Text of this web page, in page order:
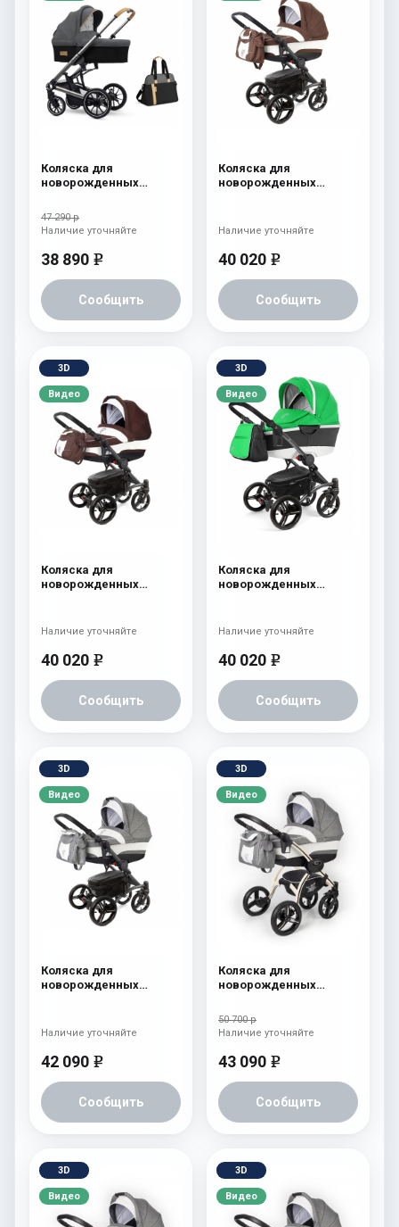
Коляска для
новорожденных
Nordic
47 290 р
38 890 e
Сообщить
Наличие уточняйте
Коляска для
новорожденных
40 020 e
Сообщить
Наличие уточняйте
3D
Видео
Коляска для
новорожденных
40 020 e
Сообщить
Наличие уточняйте
3D
Видео
Коляска для
новорожденных
40 020 e
Сообщить
Наличие уточняйте
3D
Видео
Коляска для
новорожденных
42 090 e
Сообщить
Наличие уточняйте
3D
Видео
Коляска для
новорожденных
Beige) Denim
50 700 р
43 090 e
Сообщить
Наличие уточняйте
3D
Видео
3D
Видео